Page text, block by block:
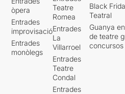
òpera
Entrades
improvisació
Entrades
monòlegs
Teatre
Romea
Entrades
La
Villarroel
Entrades
Teatre
Condal
Entrades
Black
Teatral
Guanya
de teatre
concursos